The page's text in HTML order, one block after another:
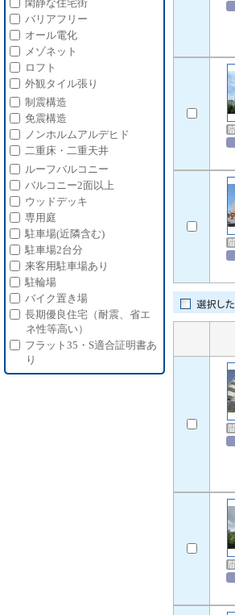
閑静な住宅街
バリアフリー
オール電化
メゾネット
ロフト
外観タイル張り
制震構造
免震構造
ノンホルムアルデヒド
二重床・二重天井
ルーフバルコニー
バルコニー2面以上
ウッドデッキ
専用庭
駐車場(近隣含む)
駐車場2台分
来客用駐車場あり
駐輪場
バイク置き場
長期優良住宅（耐震、省エ
ネ性等高い）
フラット35・S適合証明書あ
り